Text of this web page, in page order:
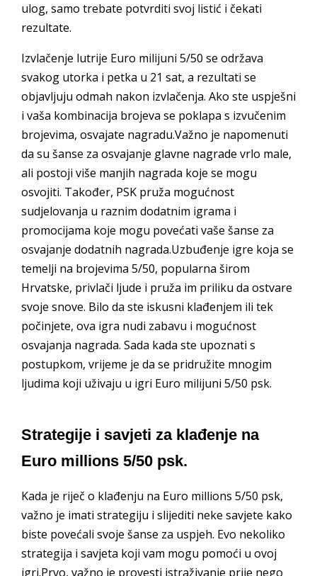
ulog, samo trebate potvrditi svoj listić i čekati
rezultate.
Izvlačenje lutrije Euro milijuni 5/50 se održava
svakog utorka i petka u 21 sat, a rezultati se
objavljuju odmah nakon izvlačenja. Ako ste uspješni
i vaša kombinacija brojeva se poklapa s izvučenim
brojevima, osvajate nagradu.Važno je napomenuti
da su šanse za osvajanje glavne nagrade vrlo male,
ali postoji više manjih nagrada koje se mogu
osvojiti. Također, PSK pruža mogućnost
sudjelovanja u raznim dodatnim igrama i
promocijama koje mogu povećati vaše šanse za
osvajanje dodatnih nagrada.Uzbuđenje igre koja se
temelji na brojevima 5/50, popularna širom
Hrvatske, privlači ljude i pruža im priliku da ostvare
svoje snove. Bilo da ste iskusni klađenjem ili tek
počinjete, ova igra nudi zabavu i mogućnost
osvajanja nagrada. Sada kada ste upoznati s
postupkom, vrijeme je da se pridružite mnogim
ljudima koji uživaju u igri Euro milijuni 5/50 psk.
Strategije i savjeti za klađenje na
Euro millions 5/50 psk.
Kada je riječ o klađenju na Euro millions 5/50 psk,
važno je imati strategiju i slijediti neke savjete kako
biste povećali svoje šanse za uspjeh. Evo nekoliko
strategija i savjeta koji vam mogu pomoći u ovoj
igri.Prvo, važno je provesti istraživanje prije nego